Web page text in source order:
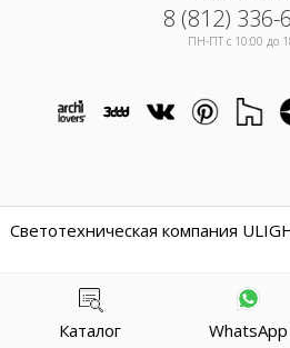
8 (812) 336-
ПН-ПТ c 10:00 до
Светотехническая компания
Каталог WhatsApp